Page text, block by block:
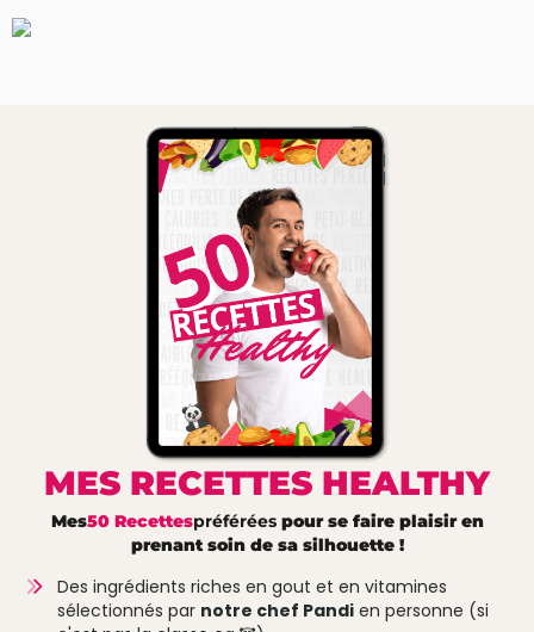
MES RECETTES HEALTHY
Mes50 Recettespréféréespour se faire plaisir en
prenant soin de sa silhouette !
Des ingrédients riches en gout et en vitamines
sélectionnés par notre chef Pandien personne (si